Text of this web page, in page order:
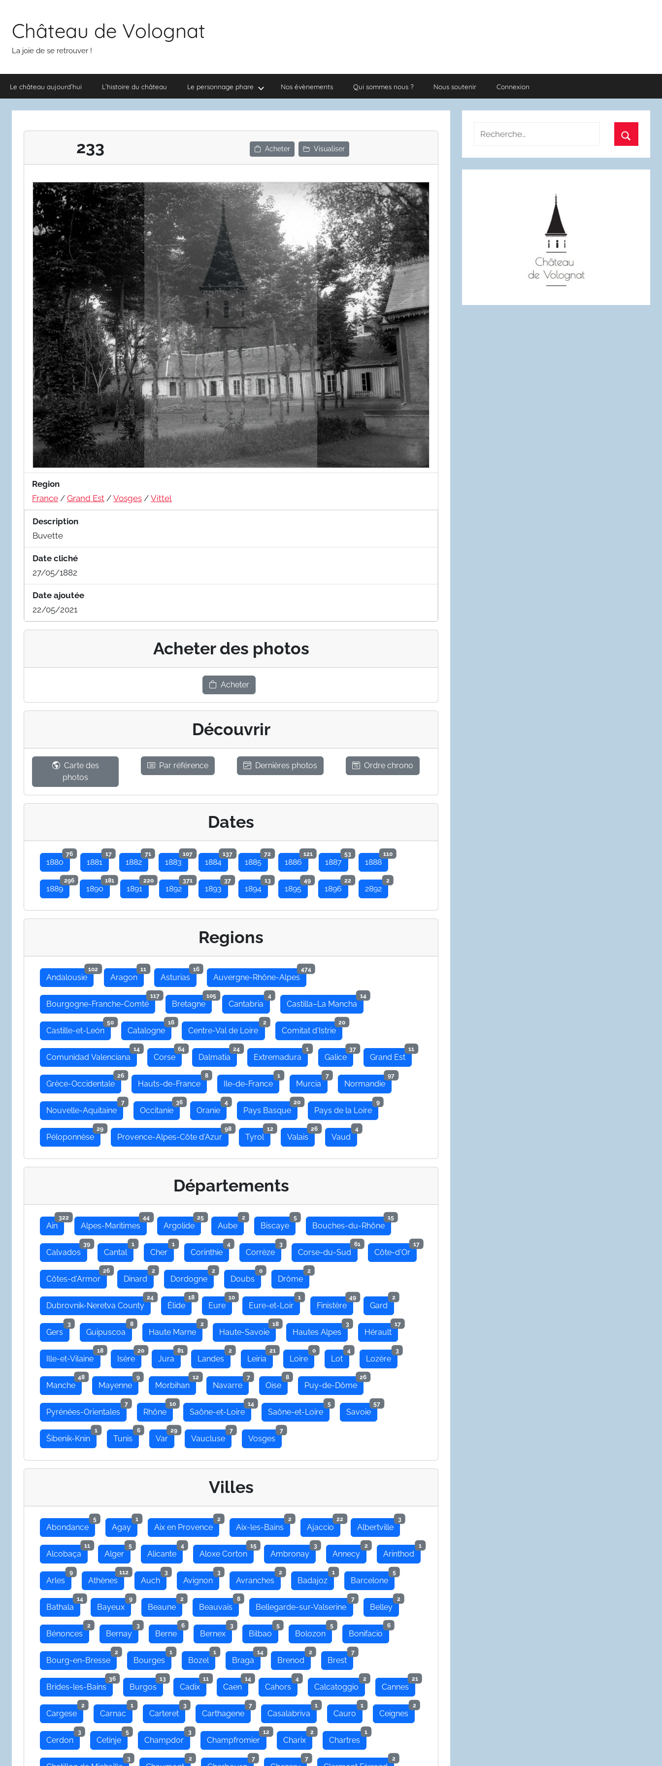
contenuChâteau de Volognat
La joie de se retrouver !
Le château aujourd’hui L’histoire du château Le personnage phare Nos évènements Qui sommes nous ? Nous soutenir Connexion
233 Acheter Visualiser
Region
France / Grand Est / Vosges / Vittel
Description
Buvette
Date cliché
27/05/1882
Date ajoutée
22/05/2021
Acheter des photos
Acheter
Découvrir
Carte des
photos
Par référence Dernières photos Ordre chrono
Dates
1880
76
1881
17
1882
71
1883
107
1884
137
1885
72
1886
121
1887
53
1888
110
1889
296
1890
181
1891
220
1892
371
1893
37
1894
13
1895
49
1896
22
2892
2
Regions
Andalousie
102
Aragon
11
Asturias
16
Auvergne-Rhône-Alpes
474
Bourgogne-Franche-Comté
117
Bretagne
105
Cantabria
4
Castilla–La Mancha
14
Castille-et-León
50
Catalogne
16
Centre-Val de Loire
2
Comitat d'Istrie
20
Comunidad Valenciana
14
Corse
64
Dalmatia
24
Extremadura
1
Galice
37
Grand Est
11
Grèce-Occidentale
26
Hauts-de-France
8
Ile-de-France
1
Murcia
7
Normandie
97
Nouvelle-Aquitaine
7
Occitanie
36
Oranie
4
Pays Basque
20
Pays de la Loire
9
Péloponnèse
29
Provence-Alpes-Côte d'Azur
98
Tyrol
12
Valais
26
Vaud
4
Départements
Ain
322
Alpes-Maritimes
44
Argolide
25
Aube
2
Biscaye
5
Bouches-du-Rhône
15
Calvados
39
Cantal
1
Cher
1
Corinthie
4
Corrèze
3
Corse-du-Sud
61
Côte-d'Or
17
Côtes-d'Armor
26
Dinard
2
Dordogne
2
Doubs
0
Drôme
2
Dubrovnik-Neretva County
24
Élide
18
Eure
10
Eure-et-Loir
1
Finistère
49
Gard
2
Gers
3
Guipuscoa
8
Haute Marne
2
Haute-Savoie
18
Hautes Alpes
3
Hérault
17
Ille-et-Vilaine
18
Isère
20
Jura
81
Landes
2
Leiria
21
Loire
0
Lot
4
Lozère
3
Manche
48
Mayenne
9
Morbihan
12
Navarre
7
Oise
8
Puy-de-Dôme
26
Pyrénées-Orientales
7
Rhône
10
Saône-et-Loire
14
Saône-et-Loire
5
Savoie
57
Šibenik-Knin
1
Tunis
6
Var
29
Vaucluse
7
Vosges
7
Villes
Abondance
5
Agay
1
Aix en Provence
2
Aix-les-Bains
2
Ajaccio
22
Albertville
3
Alcobaça
11
Alger
5
Alicante
4
Aloxe Corton
15
Ambronay
3
Annecy
2
Arinthod
1
Arles
9
Athènes
112
Auch
3
Avignon
3
Avranches
2
Badajoz
1
Barcelone
5
Bathala
14
Bayeux
9
Beaune
2
Beauvais
8
Bellegarde-sur-Valserine
7
Belley
2
Bénonces
2
Bernay
3
Berne
6
Bernex
3
Bilbao
5
Bolozon
5
Bonifacio
6
Bourg-en-Bresse
2
Bourges
1
Bozel
1
Braga
14
Brenod
2
Brest
7
Brides-les-Bains
36
Burgos
13
Cadix
11
Caen
14
Cahors
4
Calcatoggio
2
Cannes
21
Cargese
2
Carnac
1
Carteret
3
Carthagene
7
Casalabriva
1
Cauro
1
Ceignes
2
Cerdon
3
Cetinje
5
Champdor
3
Champfromier
12
Charix
2
Chartres
1
3 2 7 7 2
Recherche
: